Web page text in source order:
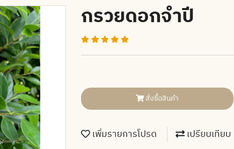
กรวยดอกจำปี
สั่งซื้อสินค้า
เพิ่มรายการโปรด เปรียบเทียบ